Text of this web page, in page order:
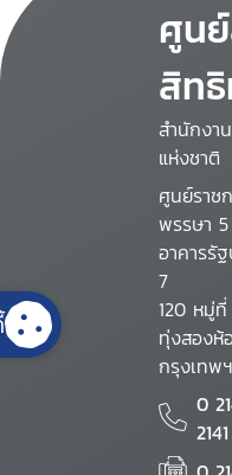
ศูน
สิท
สำนักงา
แห่งชาติ
ศูนย์ราช
พรรษา
อาคารรั
7
120 หมู่
ทุ่งสองห้
กรุงเทพ
0